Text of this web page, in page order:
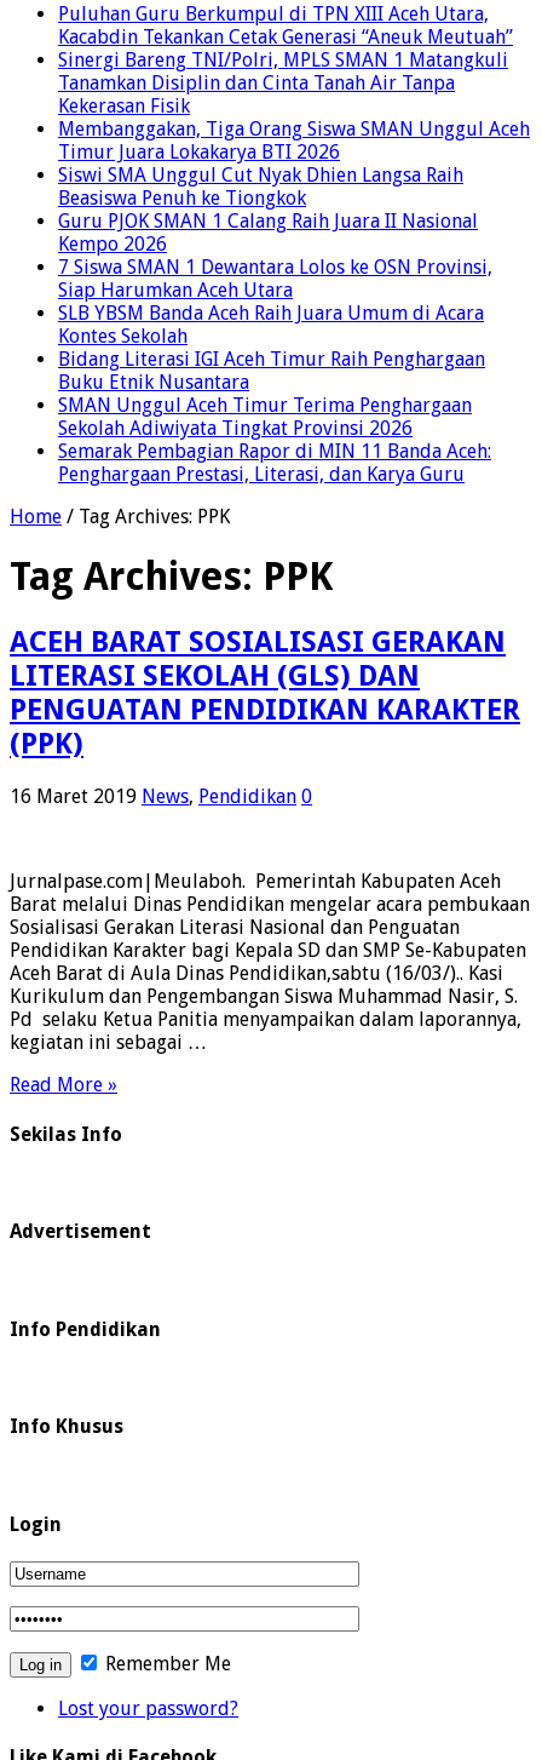
Puluhan Guru Berkumpul di TPN XIII Aceh Utara,
Kacabdin Tekankan Cetak Generasi “Aneuk Meutuah”
Sinergi Bareng TNI/Polri, MPLS SMAN 1 Matangkuli
Tanamkan Disiplin dan Cinta Tanah Air Tanpa
Kekerasan Fisik
Membanggakan, Tiga Orang Siswa SMAN Unggul Aceh
Timur Juara Lokakarya BTI 2026
Siswi SMA Unggul Cut Nyak Dhien Langsa Raih
Beasiswa Penuh ke Tiongkok
Guru PJOK SMAN 1 Calang Raih Juara II Nasional
Kempo 2026
7 Siswa SMAN 1 Dewantara Lolos ke OSN Provinsi,
Siap Harumkan Aceh Utara
SLB YBSM Banda Aceh Raih Juara Umum di Acara
Kontes Sekolah
Bidang Literasi IGI Aceh Timur Raih Penghargaan
Buku Etnik Nusantara
SMAN Unggul Aceh Timur Terima Penghargaan
Sekolah Adiwiyata Tingkat Provinsi 2026
Semarak Pembagian Rapor di MIN 11 Banda Aceh:
Penghargaan Prestasi, Literasi, dan Karya Guru
Home / Tag Archives: PPK
Tag Archives: PPK
ACEH BARAT SOSIALISASI GERAKAN
LITERASI SEKOLAH (GLS) DAN
PENGUATAN PENDIDIKAN KARAKTER
(PPK)
16 Maret 2019 News, Pendidikan 0
Jurnalpase.com|Meulaboh. Pemerintah Kabupaten Aceh
Barat melalui Dinas Pendidikan mengelar acara pembukaan
Sosialisasi Gerakan Literasi Nasional dan Penguatan
Pendidikan Karakter bagi Kepala SD dan SMP Se-Kabupaten
Aceh Barat di Aula Dinas Pendidikan,sabtu (16/03/).. Kasi
Kurikulum dan Pengembangan Siswa Muhammad Nasir, S.
Pd selaku Ketua Panitia menyampaikan dalam laporannya,
kegiatan ini sebagai …
Read More »
Sekilas Info
Advertisement
Info Pendidikan
Info Khusus
Login
Remember Me
Lost your password?